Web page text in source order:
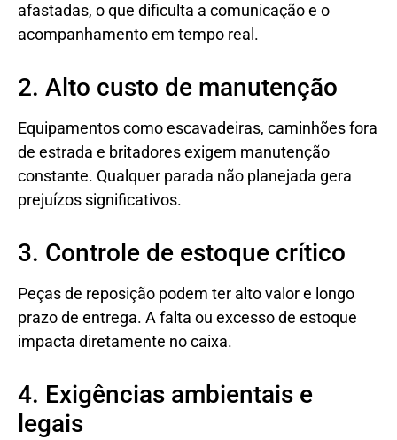
afastadas, o que dificulta a comunicação e o
acompanhamento em tempo real.
2. Alto custo de manutenção
Equipamentos como escavadeiras, caminhões fora
de estrada e britadores exigem manutenção
constante. Qualquer parada não planejada gera
prejuízos significativos.
3. Controle de estoque crítico
Peças de reposição podem ter alto valor e longo
prazo de entrega. A falta ou excesso de estoque
impacta diretamente no caixa.
4. Exigências ambientais e
legais